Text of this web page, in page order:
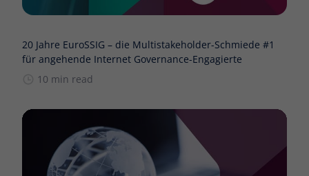
20 Jahre EuroSSIG – die Multistakeholder-Schmiede #1
für angehende Internet Governance-Engagierte
10 min read